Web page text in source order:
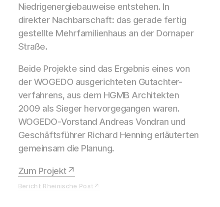
Niedrigenergiebauweise entstehen. In
direkter Nachbarschaft: das gerade fertig
gestellte Mehrfamilienhaus an der Dornaper
Straße.
Beide Projekte sind das Ergebnis eines von
der WOGEDO ausgerichteten Gutachter-
verfahrens, aus dem HGMB Architekten
2009 als Sieger hervorgegangen waren.
WOGEDO-Vorstand Andreas Vondran und
Geschäftsführer Richard Henning erläuterten
gemeinsam die Planung.
Zum Projekt
Bericht Rheinische Post